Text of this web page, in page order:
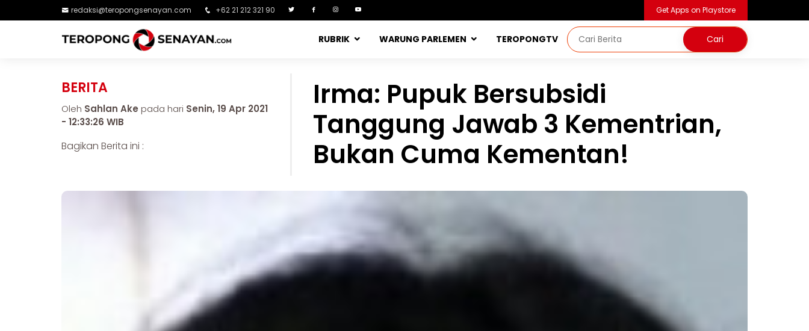
redaksi@teropongsenayan.com +62 21 212 321 90 Get Apps on Playstore
RUBRIK WARUNG PARLEMEN TEROPONGTV
BERITA
Oleh Sahlan Ake pada hari Senin, 19 Apr 2021
- 12:33:26 WIB
Bagikan Berita ini :
Irma: Pupuk Bersubsidi
Tanggung Jawab 3 Kementrian,
Bukan Cuma Kementan!